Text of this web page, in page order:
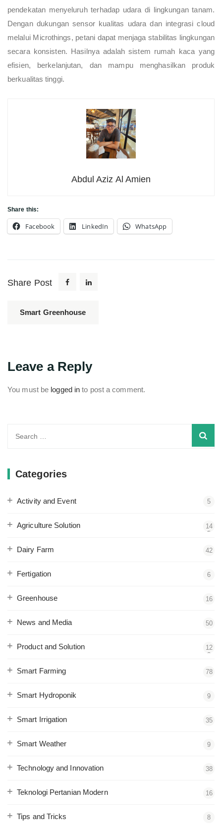
pendekatan menyeluruh terhadap udara di lingkungan tanam.
Dengan dukungan sensor kualitas udara dan integrasi cloud
melalui Microthings, petani dapat menjaga stabilitas lingkungan
secara konsisten. Hasilnya adalah sistem rumah kaca yang
efisien, berkelanjutan, dan mampu menghasilkan produk
berkualitas tinggi.
Abdul Aziz Al Amien
Share this:
Facebook LinkedIn WhatsApp
Share Post
Smart Greenhouse
Leave a Reply
You must be logged in to post a comment.
Categories
Activity and Event 5
Agriculture Solution
14
5
Dairy Farm 42
Fertigation 6
Greenhouse 16
News and Media 50
Product and Solution
12
2
Smart Farming 78
Smart Hydroponik 9
Smart Irrigation 35
Smart Weather 9
Technology and Innovation 38
Teknologi Pertanian Modern 16
Tips and Tricks 8